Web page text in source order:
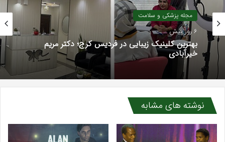
مجله پزشکی و سلامت
6 روز پیش
بهترین کلینیک زیبایی در فردیس کرج؛ دکتر مریم
خیرآبادی
مجله پزشکی و سلامت
1 هفته پیش
سرکه سیب برای قند خون، کلسترول و لاغری؛ واقعیت
علمی چیست؟
نوشته های مشابه